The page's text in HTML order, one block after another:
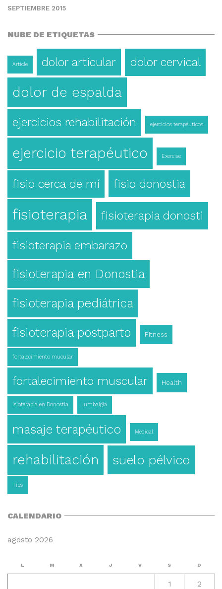
SEPTIEMBRE 2015
NUBE DE ETIQUETAS
Article dolor articular dolor cervical
dolor de espalda
ejercicios rehabilitación ejercicios terapéuticos
ejercicio terapéutico Exercise
fisio cerca de mí fisio donostia
fisioterapia fisioterapia donosti
fisioterapia embarazo
fisioterapia en Donostia
fisioterapia pediátrica
fisioterapia postparto Fitness
fortalecimiento mucular
fortalecimiento muscular Health
isioterapia en Donostia lumbalgia
masaje terapéutico Medical
rehabilitación suelo pélvico
Tips
CALENDARIO
agosto 2026
L M X J V S D
1 2